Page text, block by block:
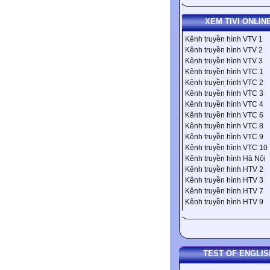
XEM TIVI
Kênh truyền hình VTV 1
Kênh truyền hình VTV 2
Kênh truyền hình VTV 3
Kênh truyền hình VTC 1
Kênh truyền hình VTC 2
Kênh truyền hình VTC 3
Kênh truyền hình VTC 4
Kênh truyền hình VTC 6
Kênh truyền hình VTC 8
Kênh truyền hình VTC 9
Kênh truyền hình VTC 10
Kênh truyền hình Hà Nội
Kênh truyền hình HTV 2
Kênh truyền hình HTV 3
Kênh truyền hình HTV 7
Kênh truyền hình HTV 9
TEST OF